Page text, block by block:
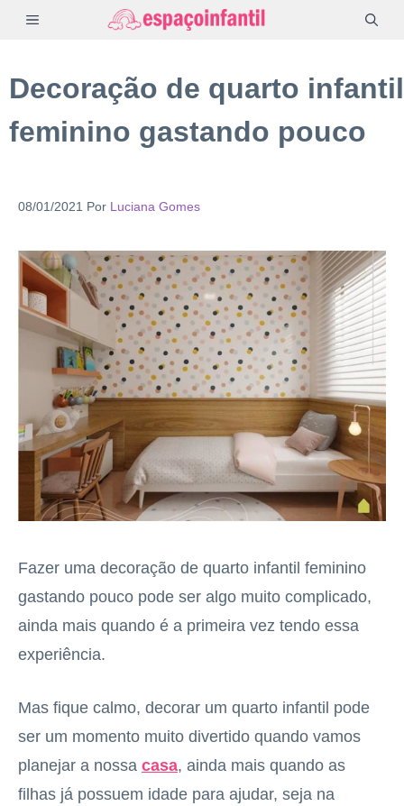
Pular
conteúdo
MENU
Decoração de quarto infantil
feminino gastando pouco
08/01/2021 Por Luciana Gomes
Fazer uma decoração de quarto infantil feminino
gastando pouco pode ser algo muito complicado,
ainda mais quando é a primeira vez tendo essa
experiência.
Mas fique calmo, decorar um quarto infantil pode
ser um momento muito divertido quando vamos
planejar a nossa casa, ainda mais quando as
filhas já possuem idade para ajudar, seja na